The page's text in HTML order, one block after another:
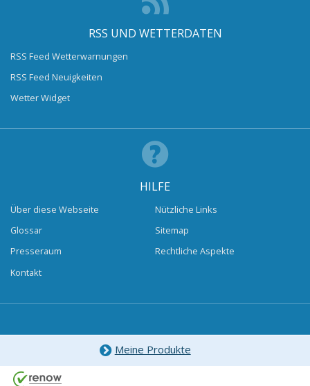
RSS UND WETTERDATEN
RSS Feed Wetterwarnungen
RSS Feed Neuigkeiten
Wetter Widget
HILFE
Über diese Webseite
Glossar
Presseraum
Kontakt
Nützliche Links
Sitemap
Rechtliche Aspekte
Meine Produkte